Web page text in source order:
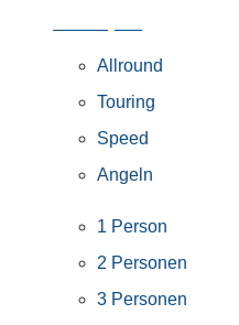
Allround
Touring
Speed
Angeln
1 Person
2 Personen
3 Personen